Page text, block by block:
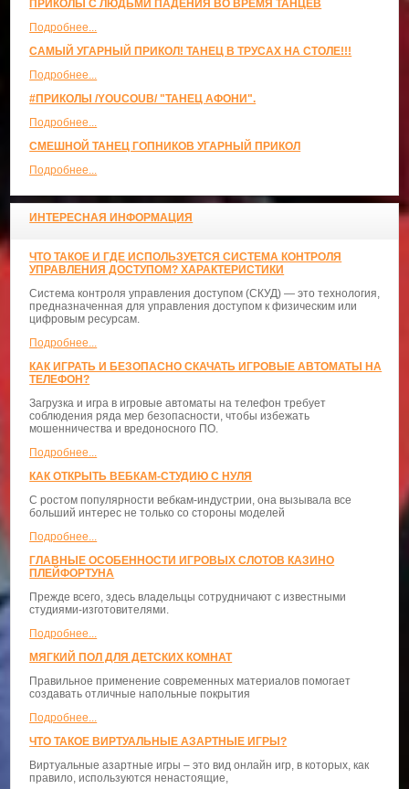
ПРИКОЛЫ С ЛЮДЬМИ ПАДЕНИЯ ВО ВРЕМЯ ТАНЦЕВ
Подробнее...
САМЫЙ УГАРНЫЙ ПРИКОЛ! ТАНЕЦ В ТРУСАХ НА СТОЛЕ!!!
Подробнее...
#ПРИКОЛЫ /YOUCOUB/ "ТАНЕЦ АФОНИ".
Подробнее...
СМЕШНОЙ ТАНЕЦ ГОПНИКОВ УГАРНЫЙ ПРИКОЛ
Подробнее...
ИНТЕРЕСНАЯ ИНФОРМАЦИЯ
ЧТО ТАКОЕ И ГДЕ ИСПОЛЬЗУЕТСЯ СИСТЕМА КОНТРОЛЯ
УПРАВЛЕНИЯ ДОСТУПОМ? ХАРАКТЕРИСТИКИ
Система контроля управления доступом (СКУД) — это технология,
предназначенная для управления доступом к физическим или
цифровым ресурсам.
Подробнее...
КАК ИГРАТЬ И БЕЗОПАСНО СКАЧАТЬ ИГРОВЫЕ АВТОМАТЫ НА
ТЕЛЕФОН?
Загрузка и игра в игровые автоматы на телефон требует
соблюдения ряда мер безопасности, чтобы избежать
мошенничества и вредоносного ПО.
Подробнее...
КАК ОТКРЫТЬ ВЕБКАМ-СТУДИЮ С НУЛЯ
С ростом популярности вебкам-индустрии, она вызывала все
больший интерес не только со стороны моделей
Подробнее...
ГЛАВНЫЕ ОСОБЕННОСТИ ИГРОВЫХ СЛОТОВ КАЗИНО
ПЛЕЙФОРТУНА
Прежде всего, здесь владельцы сотрудничают с известными
студиями-изготовителями.
Подробнее...
МЯГКИЙ ПОЛ ДЛЯ ДЕТСКИХ КОМНАТ
Правильное применение современных материалов помогает
создавать отличные напольные покрытия
Подробнее...
ЧТО ТАКОЕ ВИРТУАЛЬНЫЕ АЗАРТНЫЕ ИГРЫ?
Виртуальные азартные игры – это вид онлайн игр, в которых, как
правило, используются ненастоящие,